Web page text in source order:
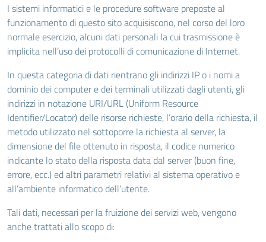
I sistemi informatici e le procedure software preposte al
funzionamento di questo sito acquisiscono, nel corso del loro
normale esercizio, alcuni dati personali la cui trasmissione è
implicita nell’uso dei protocolli di comunicazione di Internet.
In questa categoria di dati rientrano gli indirizzi IP o i nomi a
dominio dei computer e dei terminali utilizzati dagli utenti, gli
indirizzi in notazione URI/URL (Uniform Resource
Identifier/Locator) delle risorse richieste, l’orario della richiesta, il
metodo utilizzato nel sottoporre la richiesta al server, la
dimensione del file ottenuto in risposta, il codice numerico
indicante lo stato della risposta data dal server (buon fine,
errore, ecc.) ed altri parametri relativi al sistema operativo e
all’ambiente informatico dell’utente.
Tali dati, necessari per la fruizione dei servizi web, vengono
anche trattati allo scopo di: